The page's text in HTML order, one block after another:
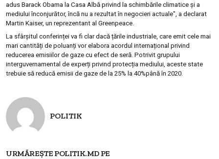
adus Barack Obama la Casa Albă privind la schimbările climatice şi a
mediului înconjurător, încă nu a rezultat în negocieri actuale", a declarat
Martin Kaiser, un reprezentant al Greenpeace.
La sfârșitul conferinței va fi clar dacă țările industriale, care emit cele mai
mari cantități de poluanți vor elabora acordul internațional privind
reducerea emisiilor de gaze cu efect de seră. Potrivit grupului
interguvernamental de experți privind protecția mediului, aceste state
trebuie să reducă emisii de gaze de la 25% la 40%până în 2020.
POLITIK
URMĂREȘTE POLITIK.MD PE